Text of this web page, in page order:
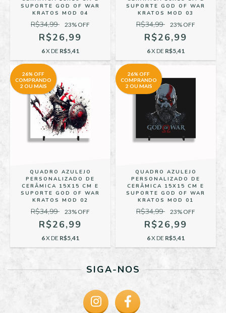
SUPORTE GOD OF WAR
KRATOS MOD 04
R$34,99 23% OFF
R$26,99
6X DE R$5,41
SUPORTE GOD OF WAR
KRATOS MOD 03
R$34,99 23% OFF
R$26,99
6X DE R$5,41
26% OFF
COMPRANDO
2 OU MAIS
QUADRO AZULEJO
PERSONALIZADO DE
CERÂMICA 15X15 CM E
SUPORTE GOD OF WAR
KRATOS MOD 02
R$34,99 23% OFF
R$26,99
6X DE R$5,41
26% OFF
COMPRANDO
2 OU MAIS
QUADRO AZULEJO
PERSONALIZADO DE
CERÂMICA 15X15 CM E
SUPORTE GOD OF WAR
KRATOS MOD 01
R$34,99 23% OFF
R$26,99
6X DE R$5,41
SIGA-NOS